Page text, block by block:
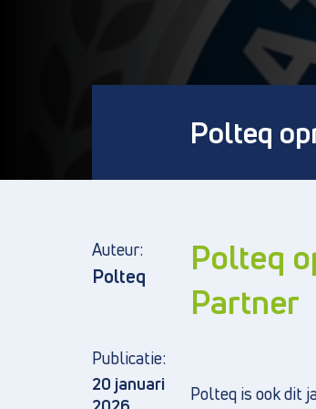
Polteq
Auteur:
Polteq
Publicatie:
20 januari
Polteq
Partner
Polteq is ook dit